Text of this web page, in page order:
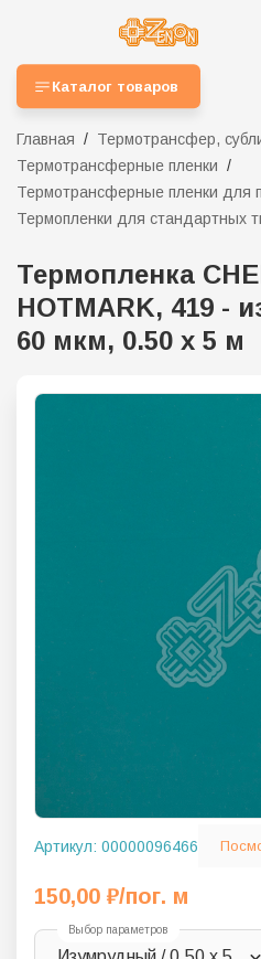
Каталог товаров
Главная
Термотрансфер,
Термотрансферные пленки
Термотрансферные пленки для
Термопленки для стандартных
Термопленка
HOTMARK, 419 -
60 мкм, 0.50 x 5 м
Артикул: 00000096466
150,00 ₽/пог. м
Выбор параметров